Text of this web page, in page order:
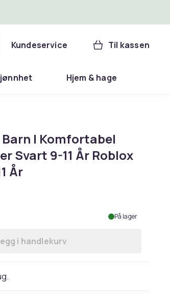
Kundeservice Til kassen
Hjem & hage
| Komfortabel
Svart 9-11 År Roblox
År
På lager
Legg Hettegenser for Barn |
i handlekurv